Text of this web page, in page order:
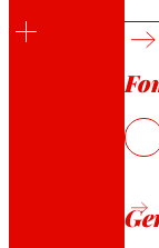
gestión de la
negocio que
libro